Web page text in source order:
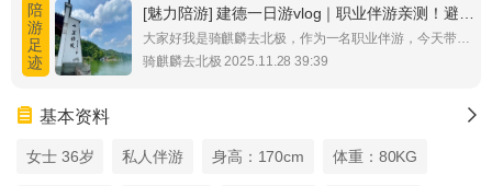
陪
游
足
迹
[魅力陪游] 建德一日游vlog｜职业伴游亲测！避开这些坑，轻松玩转山水小城
大家好我是骑麒麟去北极，作为一名职业伴游，今天带大家亲测建德市一日游！很多兄弟姐妹来建德不知道怎么安排，容易踩坑，这份超
骑麒麟去北极 2025.11.28 39:39
基本资料
女士 36岁 私人伴游 身高：170cm 体重：80KG